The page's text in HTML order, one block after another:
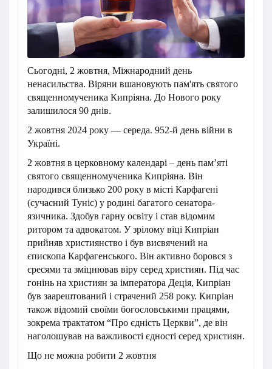
Сьогодні, 2 жовтня, Міжнародний день
ненасильства. Віряни вшановують пам'ять святого
священномученика Кипріяна. До Нового року
залишилося 90 днів.
2 жовтня 2024 року — середа. 952-й день війни в
Україні.
2 жовтня в церковному календарі – день пам’яті
святого священномученика Кипріяна. Він
народився близько 200 року в місті Карфагені
(сучасний Туніс) у родині багатого сенатора-
язичника. Здобув гарну освіту і став відомим
ритором та адвокатом. У зрілому віці Кипріан
прийняв християнство і був висвячений на
єпископа Карфагенського. Він активно боровся з
єресями та зміцнював віру серед християн. Під час
гонінь на християн за імператора Деція, Кипріан
був заарештований і страчений 258 року. Кипріан
також відомий своїми богословськими працями,
зокрема трактатом “Про єдність Церкви”, де він
наголошував на важливості єдності серед християн.
Що не можна робити 2 жовтня